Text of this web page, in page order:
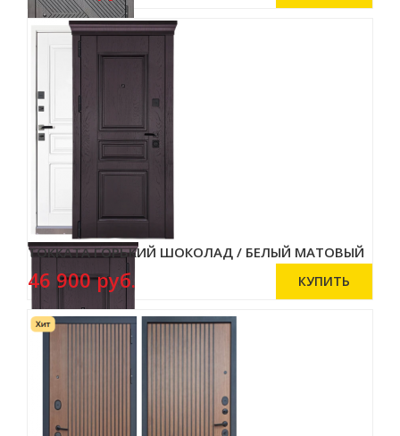
ТОККАТА ГОРЬКИЙ ШОКОЛАД / БЕЛЫЙ МАТОВЫЙ
46 900 руб.